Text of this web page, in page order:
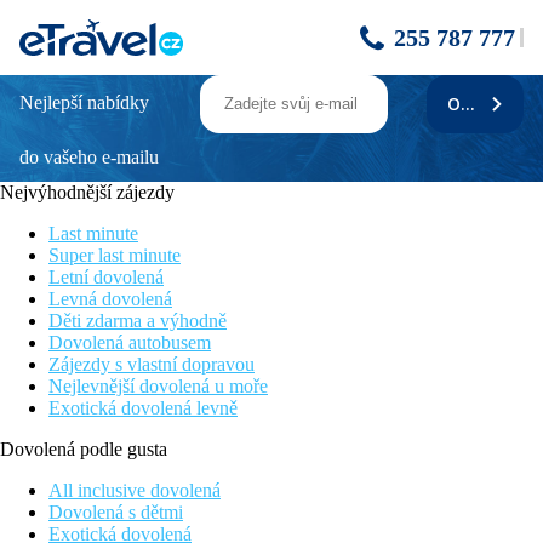
255 787 777
RIVIERA
Poloha
vstřícným personálem leží jen pár metrů od pláže přímo na
hlavní pobřežní promenádě. V blízkosti hotelu je velké množství
zábavy a sportovního vyžití. Doporučujeme párům všech
věkových kategorií i rodinám s dětmi
Popis hotelu
V hotelu je hostům k dispozici recepce, bufetová restaurace,
kavárna s posezením na promenádě, bar, bar u bazénu, bazén
SPA (vířivka, sauna, fitness), WiFi připojení ve společných
Popis pokoje
Nejlepší nabídky
do vašeho e-mailu
ODEBÍRAT
Nejvýhodnější zájezdy
Last minute
Super last minute
Letní dovolená
Levná dovolená
Děti zdarma a výhodně
Dovolená autobusem
Zájezdy s vlastní dopravou
Nejlevnější dovolená u moře
Exotická dovolená levně
Dovolená podle gusta
All inclusive dovolená
Dovolená s dětmi
Exotická dovolená